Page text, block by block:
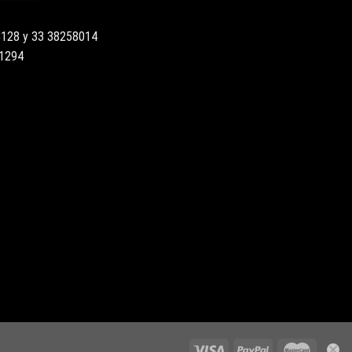
y 33 38258014